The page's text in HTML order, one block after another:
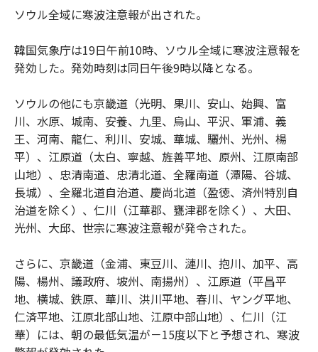
ソウル全域に寒波注意報が出された。
韓国気象庁は19日午前10時、ソウル全域に寒波注意報を
発効した。発効時刻は同日午後9時以降となる。
ソウルの他にも京畿道（光明、果川、安山、始興、富
川、水原、城南、安養、九里、烏山、平沢、軍浦、義
王、河南、龍仁、利川、安城、華城、驪州、光州、楊
平）、江原道（太白、寧越、旌善平地、原州、江原南部
山地）、忠清南道、忠清北道、全羅南道（潭陽、谷城、
長城）、全羅北道自治道、慶尚北道（盈徳、済州特別自
治道を除く）、仁川（江華郡、甕津郡を除く）、大田、
光州、大邱、世宗に寒波注意報が発令された。
さらに、京畿道（金浦、東豆川、漣川、抱川、加平、高
陽、楊州、議政府、坡州、南揚州）、江原道（平昌平
地、横城、鉄原、華川、洪川平地、春川、ヤング平地、
仁済平地、江原北部山地、江原中部山地）、仁川（江
華）には、朝の最低気温が－15度以下と予想され、寒波